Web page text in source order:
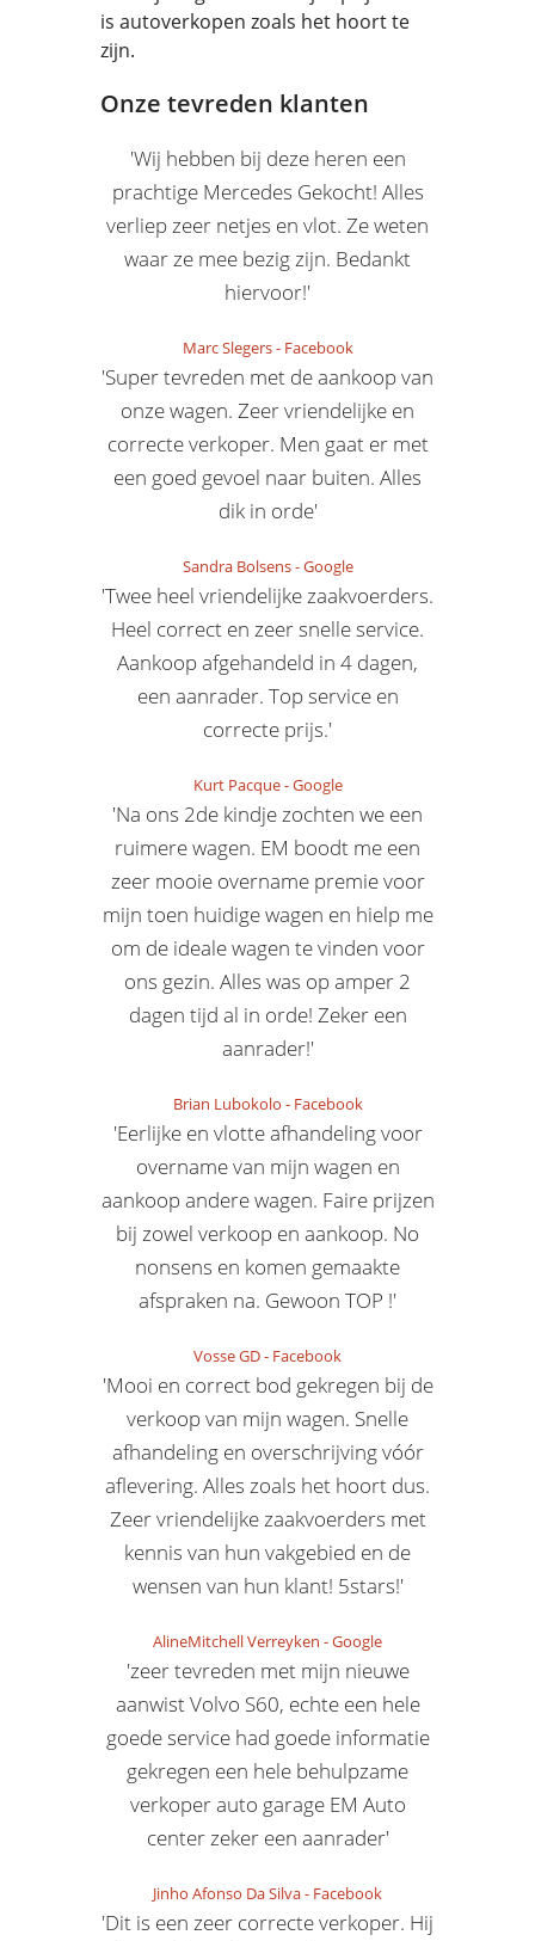
is autoverkopen zoals het hoort te
zijn.
Onze tevreden klanten
'Wij hebben bij deze heren een
prachtige Mercedes Gekocht! Alles
verliep zeer netjes en vlot. Ze weten
waar ze mee bezig zijn. Bedankt
hiervoor!'
Marc Slegers- Facebook
'Super tevreden met de aankoop van
onze wagen. Zeer vriendelijke en
correcte verkoper. Men gaat er met
een goed gevoel naar buiten. Alles
dik in orde'
Sandra Bolsens-Google
'Twee heel vriendelijke zaakvoerders.
Heel correct en zeer snelle service.
Aankoop afgehandeld in 4 dagen,
een aanrader. Top service en
correcte prijs.'
Kurt Pacque-Google
'Na ons 2de kindje zochten we een
ruimere wagen. EM boodt me een
zeer mooie overname premie voor
mijn toen huidige wagen en hielp me
om de ideale wagen te vinden voor
ons gezin. Alles was op amper 2
dagen tijd al in orde! Zeker een
aanrader!'
Brian Lubokolo - Facebook
'Eerlijke en vlotte afhandeling voor
overname van mijn wagen en
aankoop andere wagen. Faire prijzen
bij zowel verkoop en aankoop. No
nonsens en komen gemaakte
afspraken na. Gewoon TOP !'
Vosse GD- Facebook
'Mooi en correct bod gekregen bij de
verkoop van mijn wagen. Snelle
afhandeling en overschrijving vóór
aflevering. Alles zoals het hoort dus.
Zeer vriendelijke zaakvoerders met
kennis van hun vakgebied en de
wensen van hun klant! 5stars!'
AlineMitchell Verreyken -Google
'zeer tevreden met mijn nieuwe
aanwist Volvo S60, echte een hele
goede service had goede informatie
gekregen een hele behulpzame
verkoper auto garage EM Auto
center zeker een aanrader'
Jinho Afonso Da Silva- Facebook
'Dit is een zeer correcte verkoper. Hij